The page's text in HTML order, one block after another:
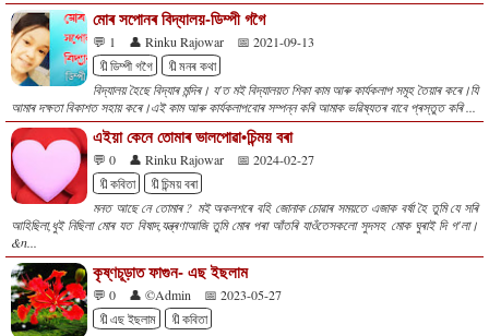
মোৰ সপোনৰ বিদ্যালয়-ডিম্পী গগৈ
💬 1 👤 Rinku Rajowar
📅 2021-09-13
🔖ডিম্পী গগৈ
🔖মনৰ কথা
বিদ্যালয় হৈছে বিদ্যাৰ মন্দিৰ। য'ত মই বিদ্যালয়ত শিকা কাম আৰু কাৰ্যকলাপ সমূহ তৈয়াৰ কৰে।যি
আমাৰ দক্ষতা বিকাশত সহায় কৰে।এই কাম আৰু কাৰ্যকলাপবোৰ সম্পন্ন কৰি আমাক ভৱিষ্যতৰ বাবে প্ৰস্তুত কৰি ...
এইয়া কেনে তোমাৰ ভালপোৱা•চিন্ময় বৰা
💬 0 👤 Rinku Rajowar
📅 2024-02-27
🔖কবিতা
🔖চিন্ময় বৰা
মনত আছে নে তোমাৰ ? মই অকলশৰে বহি জোনাক চোৱাৰ সময়তে এজাক বৰ্ষা হৈ তুমি যে সৰি
আহিছিলা,ধুই নিছিলা মোৰ যত বিষাদ,যন্ত্ৰণাআজি তুমি মোৰ পৰা আঁতৰি যাওঁতেসকলো সুদসহ মোক ঘুৰাই দি গ'লা।
&n...
কৃষ্ণচূড়াত ফাগুন- এছ ইছলাম
💬 0 👤 ©Admin
📅 2023-05-27
🔖এছ ইছলাম
🔖কবিতা